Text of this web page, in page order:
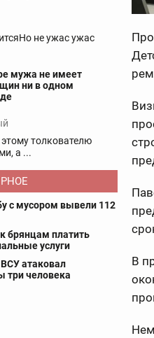
не ужас ужас
мужа не имеет
ни в одном
толкователю
а ...
с мусором вывели 112
брянцам платить
услуги
атаковал
три человека
В